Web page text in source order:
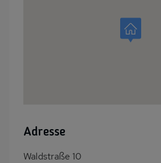
Adresse
Waldstraße 10